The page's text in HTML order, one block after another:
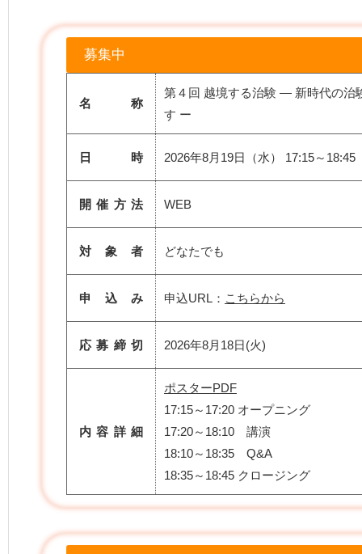
募集中
名 称
第４回 越境する治験 ― 新時代の治
す ー
日 時 2026年8月19日（水） 17:15～18:45
開催方法 WEB
対 象 者 どなたでも
申 込 み 申込URL： こちらから
応募締切 2026年8月18日(火)
内容詳細
ポスターPDF
17:15～17:20 オープニング
17:20～18:10 講演
18:10～18:35 Q&A
18:35～18:45 クロージング